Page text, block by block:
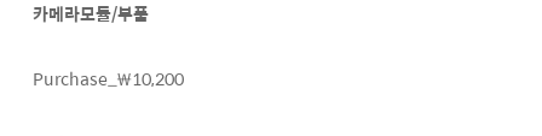
카메라모듈/부품
Purchase_₩10,200